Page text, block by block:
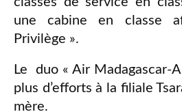
une cabine en classe
Privilège ».
Le duo « Air Madagascar-
plus d’efforts à la filiale
mère.